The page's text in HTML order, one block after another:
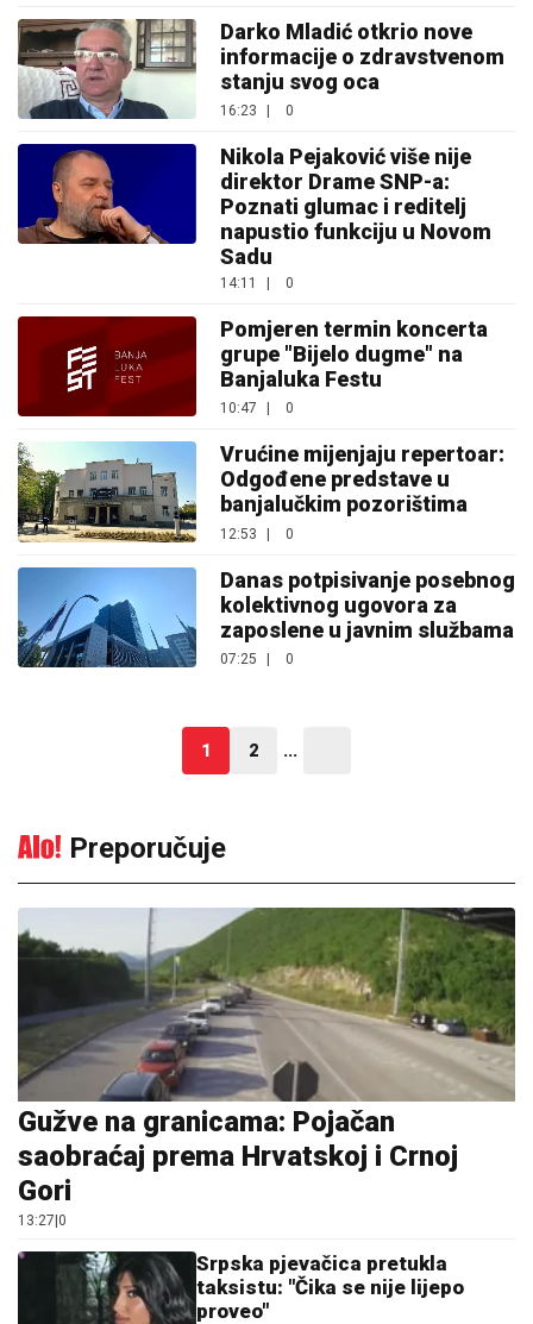
Darko Mladić otkrio nove
informacije o zdravstvenom
stanju svog oca
16:23 0
Nikola Pejaković više nije
direktor Drame SNP-a:
Poznati glumac i reditelj
napustio funkciju u Novom
Sadu
14:11 0
Pomjeren termin koncerta
grupe "Bijelo dugme" na
Banjaluka Festu
10:47 0
Vrućine mijenjaju repertoar:
Odgođene predstave u
banjalučkim pozorištima
12:53 | 0
Danas potpisivanje posebnog
kolektivnog ugovora za
zaposlene u javnim službama
07:25 0
1 2 ...
Preporučuje
Gužve na granicama: Pojačan
saobraćaj prema Hrvatskoj i Crnoj
Gori
13:27 0
Srpska pjevačica pretukla
taksistu: "Čika se nije lijepo
proveo"